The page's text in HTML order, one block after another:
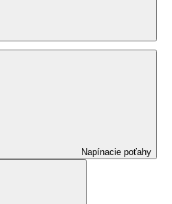
Napínacie poťahy